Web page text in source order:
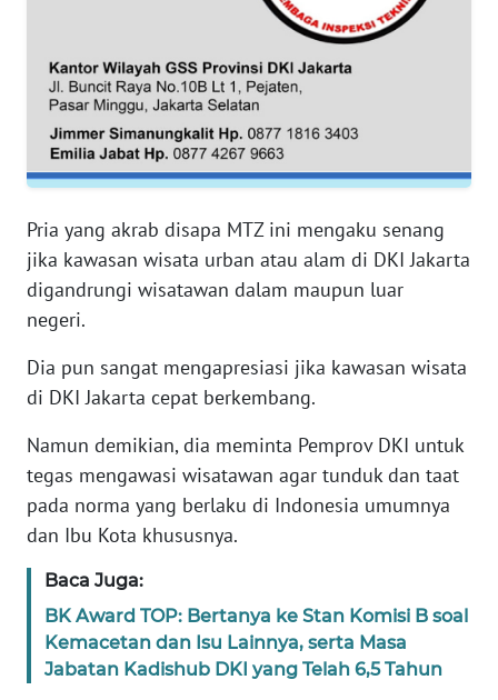
Pria yang akrab disapa MTZ ini mengaku senang
jika kawasan wisata urban atau alam di DKI Jakarta
digandrungi wisatawan dalam maupun luar
negeri.
Dia pun sangat mengapresiasi jika kawasan wisata
di DKI Jakarta cepat berkembang.
Namun demikian, dia meminta Pemprov DKI untuk
tegas mengawasi wisatawan agar tunduk dan taat
pada norma yang berlaku di Indonesia umumnya
dan Ibu Kota khususnya.
Baca Juga:
BK Award TOP: Bertanya ke Stan Komisi B soal
Kemacetan dan Isu Lainnya, serta Masa
Jabatan Kadishub DKI yang Telah 6,5 Tahun
WN
PAPUA
WN
PAPUA
BARAT
WN
WN
JAMBI
WN
WN
NTB
WN